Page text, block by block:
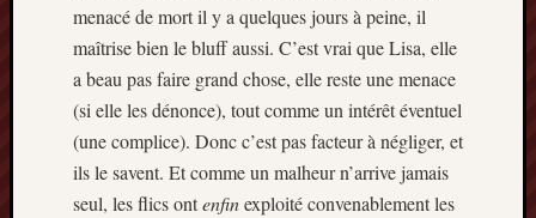
menacé de mort il y a quelques jours à peine, il
maîtrise bien le bluff aussi. C’est vrai que Lisa, elle
a beau pas faire grand chose, elle reste une menace
(si elle les dénonce), tout comme un intérêt éventuel
(une complice). Donc c’est pas facteur à négliger, et
ils le savent. Et comme un malheur n’arrive jamais
seul, les flics ontenfinexploité convenablement les